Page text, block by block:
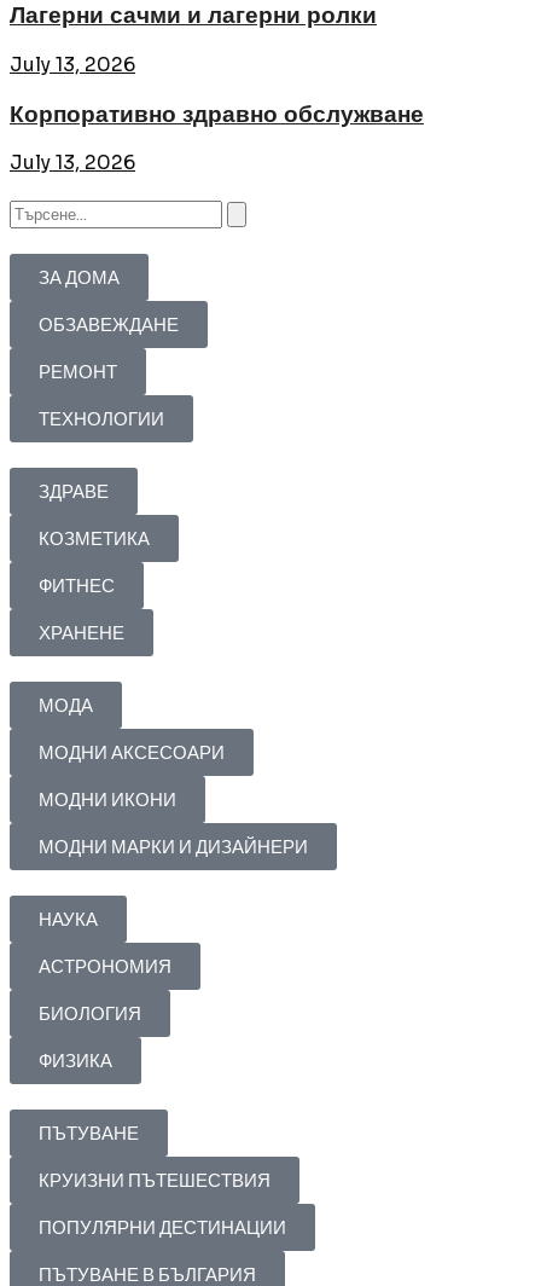
Лагерни сачми и лагерни ролки
July 13, 2026
Корпоративно здравно обслужване
July 13, 2026
ЗА ДОМА
ОБЗАВЕЖДАНЕ
РЕМОНТ
ТЕХНОЛОГИИ
ЗДРАВЕ
КОЗМЕТИКА
ФИТНЕС
ХРАНЕНЕ
МОДА
МОДНИ АКСЕСОАРИ
МОДНИ ИКОНИ
МОДНИ МАРКИ И ДИЗАЙНЕРИ
НАУКА
АСТРОНОМИЯ
БИОЛОГИЯ
ФИЗИКА
ПЪТУВАНЕ
КРУИЗНИ ПЪТЕШЕСТВИЯ
ПОПУЛЯРНИ ДЕСТИНАЦИИ
ПЪТУВАНЕ В БЪЛГАРИЯ